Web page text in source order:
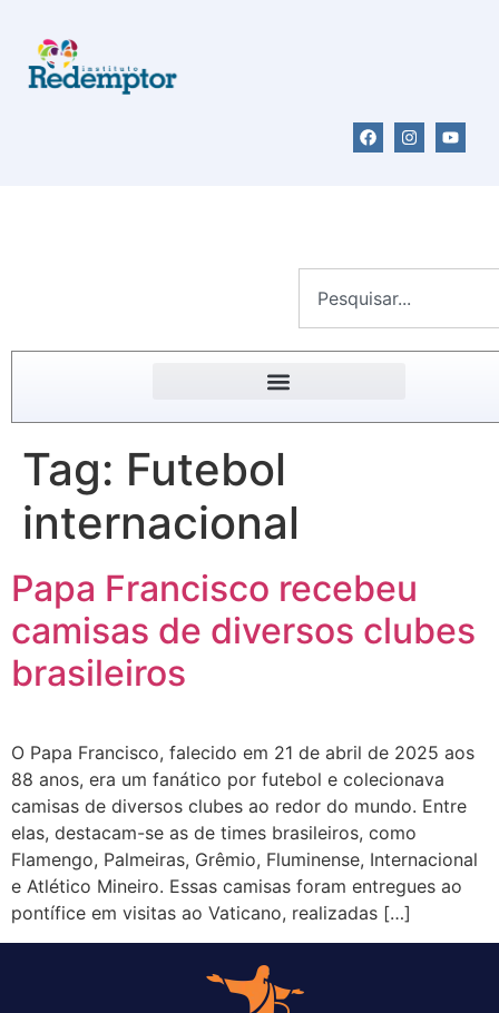
Tag: Futebol
internacional
Papa Francisco recebeu
camisas de diversos clubes
brasileiros
O Papa Francisco, falecido em 21 de abril de 2025 aos
88 anos, era um fanático por futebol e colecionava
camisas de diversos clubes ao redor do mundo. Entre
elas, destacam-se as de times brasileiros, como
Flamengo, Palmeiras, Grêmio, Fluminense, Internacional
e Atlético Mineiro. Essas camisas foram entregues ao
pontífice em visitas ao Vaticano, realizadas […]